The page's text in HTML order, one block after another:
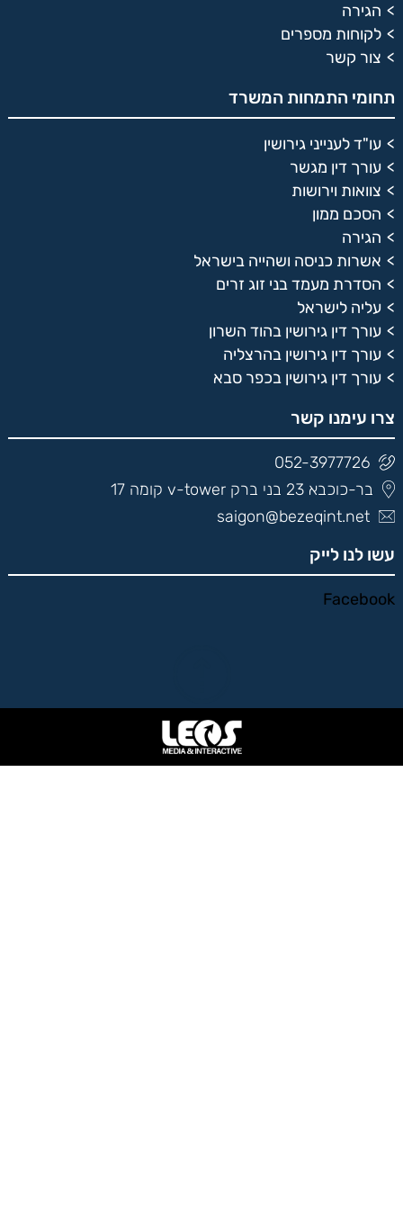
הגירה
לקוחות מספרים
צור קשר
תחומי התמחות המשרד
עו"ד לענייני גירושין
עורך דין מגשר
צוואות וירושות
הסכם ממון
הגירה
אשרות כניסה ושהייה בישראל
הסדרת מעמד בני זוג זרים
עליה לישראל
עורך דין גירושין בהוד השרון
עורך דין גירושין בהרצליה
עורך דין גירושין בכפר סבא
צרו עימנו קשר
052-3977726
בר-כוכבא 23 בני ברק v-tower קומה 17
saigon@bezeqint.net
עשו לנו לייק
Facebook